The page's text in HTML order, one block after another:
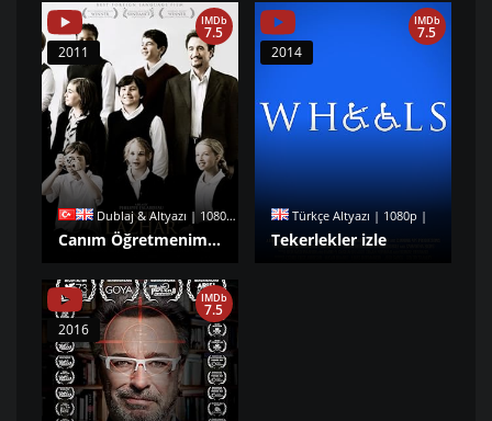
Dublaj & Altyazı | 1080p |
Canım Öğretmenim izle
IMDb
7.5
2011
Türkçe Altyazı | 1080p |
Tekerlekler izle
IMDb
7.5
2014
IMDb
7.5
2016